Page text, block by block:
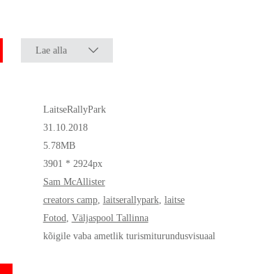
Lae alla
LaitseRallyPark
31.10.2018
5.78MB
3901 * 2924px
Sam McAllister
creators camp, laitserallypark, laitse
Fotod Väljaspool Tallinna
kõigile vaba ametlik turismiturundusvisuaal